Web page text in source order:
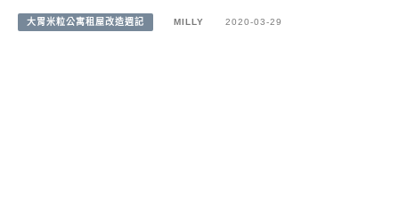
大胃米粒公寓租屋改造週記 MILLY 2020-03-29